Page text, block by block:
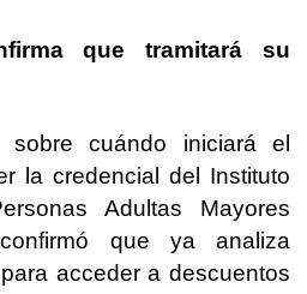
que tramitará su
sobre cuándo iniciará el
la credencial del Instituto
Adultas Mayores
que ya analiza
acceder a descuentos